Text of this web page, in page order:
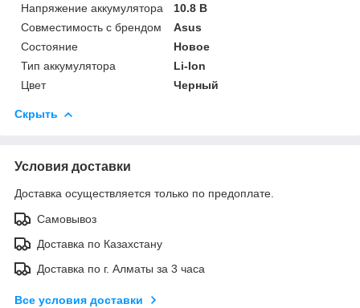
Напряжение аккумулятора
10.8 В
Совместимость с брендом
Asus
Состояние
Новое
Тип аккумулятора
Li-Ion
Цвет
Черный
Скрыть
Условия доставки
Доставка осуществляется только по предоплате.
Самовывоз
Доставка по Казахстану
Доставка по г. Алматы за 3 часа
Все условия доставки